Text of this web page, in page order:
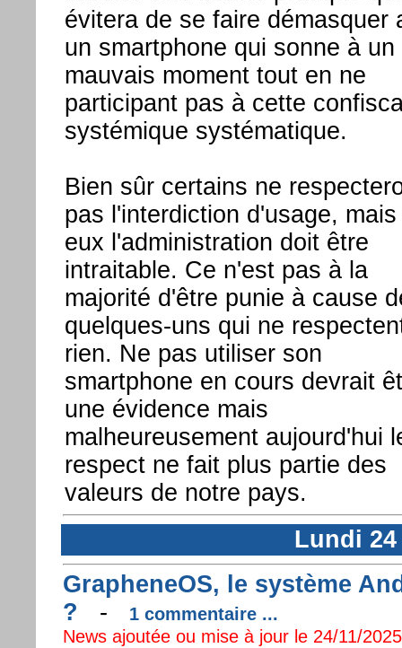
évitera de se faire démasquer
un smartphone qui sonne à un
mauvais moment tout en ne
participant pas à cette
systémique systématique.
Bien sûr certains ne
pas l'interdiction d'usage,
eux l'administration doit être
intraitable. Ce n'est pas à la
majorité d'être punie à cause
quelques-uns qui ne
rien. Ne pas utiliser son
smartphone en cours devrait
une évidence mais
malheureusement aujourd'hui
respect ne fait plus partie des
valeurs de notre pays.
Lundi 24
GrapheneOS, le système
? -
1 commentaire ...
News ajoutée ou mise à jour le 24/11/